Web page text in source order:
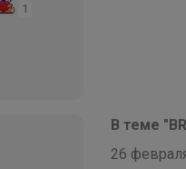
1
В теме
26